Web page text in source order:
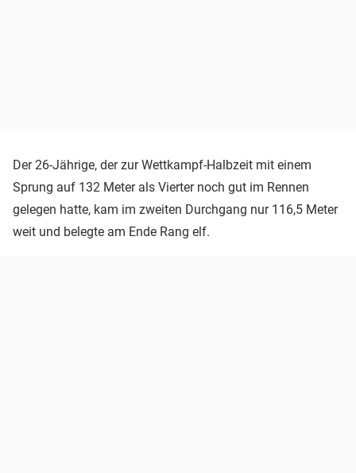
Der 26-Jährige, der zur Wettkampf-Halbzeit mit einem
Sprung auf 132 Meter als Vierter noch gut im Rennen
gelegen hatte, kam im zweiten Durchgang nur 116,5 Meter
weit und belegte am Ende Rang elf.